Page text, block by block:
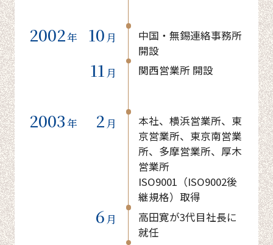
2002年 10 月
中国・無錫連絡事務所
開設
11 月 関西営業所 開設
2003年 2 月
本社、横浜営業所、東
京営業所、東京南営業
所、多摩営業所、厚木
営業所
ISO9001（ISO9002後
継規格）取得
6 月
高田寛が3代目社長に
就任